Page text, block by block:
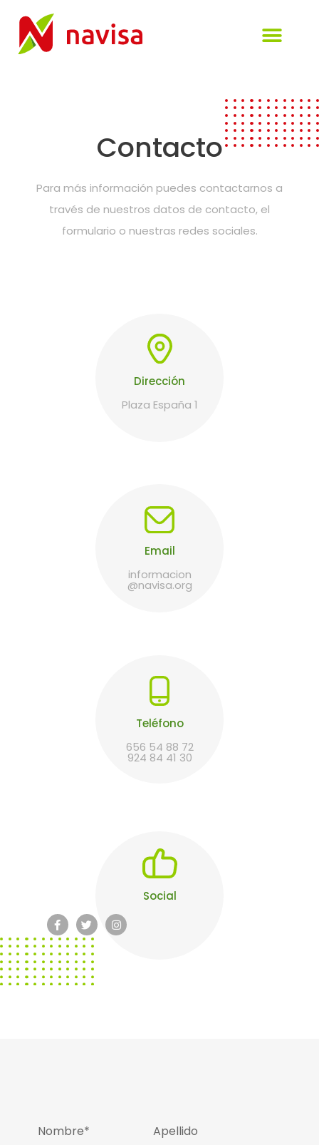
Contacto
Para más información puedes contactarnos a
través de nuestros datos de contacto, el
formulario o nuestras redes sociales.
Dirección
Plaza España 1
Email
informacion
@navisa.org
Teléfono
656 54 88 72
924 84 41 30
Social
Nombre* Apellido